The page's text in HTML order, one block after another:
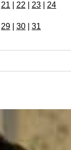
21 22 23 24
29 30 31